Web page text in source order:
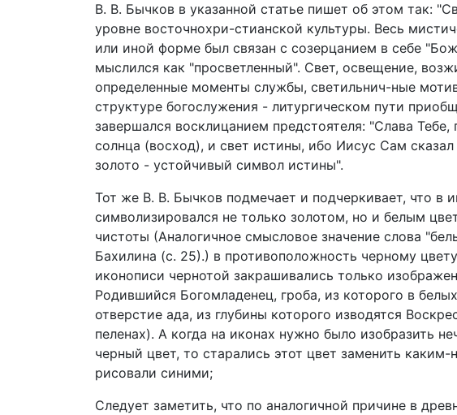
В. В. Бычков в указанной статье пишет об этом так:
уровне восточнохри-стианской культуры. Весь
или иной форме был связан с созерцанием в себе
мыслился как "просветленный". Свет, освещение,
определенные моменты службы, светильнич-ные
структуре богослужения - литургическом пути
завершался восклицанием предстоятеля: "Слава
солнца (восход), и свет истины, ибо Иисус Сам
золото - устойчивый символ истины".
Тот же В. В. Бычков подмечает и подчеркивает, что в
символизировался не только золотом, но и белым
чистоты (Аналогичное смысловое значение слова
Бахилина (с. 25).) в противоположность черному
иконописи чернотой закрашивались только
Родившийся Богомладенец, гроба, из которого в
отверстие ада, из глубины которого изводятся
пеленах). А когда на иконах нужно было изобразить
черный цвет, то старались этот цвет заменить
рисовали синими;
Следует заметить, что по аналогичной причине в